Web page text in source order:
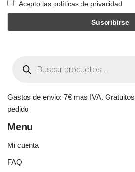
Acepto las políticas de privacidad
Gastos de envio: 7€ mas IVA.
pedido
Menu
Mi cuenta
FAQ